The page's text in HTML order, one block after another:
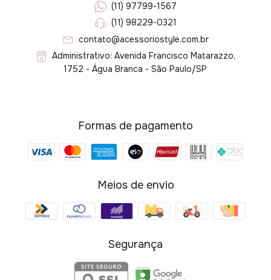
(11) 97799-1567
(11) 98229-0321
contato@acessoriostyle.com.br
Administrativo: Avenida Francisco Matarazzo,
1752 - Água Branca - São Paulo/SP
Formas de pagamento
Meios de envio
Segurança